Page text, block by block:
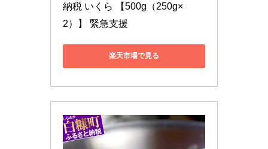
納税 いくら 【500g（250g×
2）】 緊急支援
楽天市場で見る